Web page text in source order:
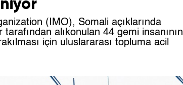
(IMO), Somali açıklarında
alıkonulan 44 gemi insanının
için uluslararası topluma acil